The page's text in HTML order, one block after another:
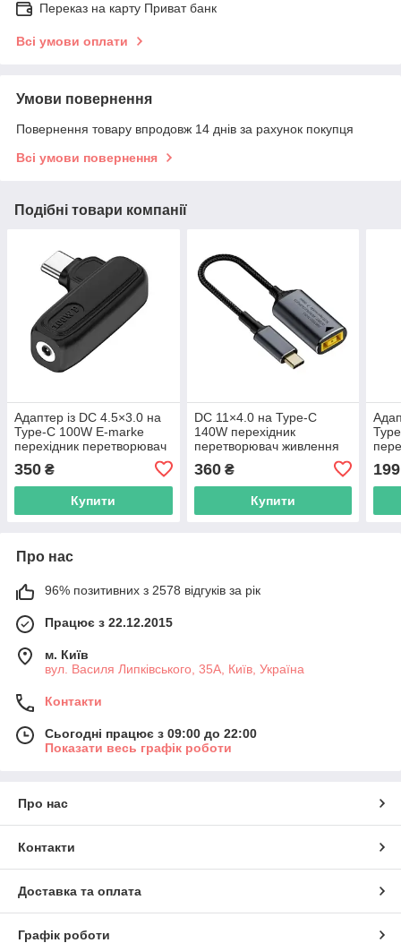
Переказ на карту Приват банк
Всі умови оплати
Умови повернення
Повернення товару впродовж 14 днів за рахунок покупця
Всі умови повернення
Подібні товари компанії
Адаптер із DC 4.5×3.0 на
Type-C 100W E-marke
перехідник перетворювач
живлення для заряджання
ноутбука від повербанка
блока живлен
350 ₴
Купити
DC 11×4.0 на Type-C
140W перехідник
перетворювач живлення
для заряджання ноутбука
від повербанка блока
живлення
360₴
Купити
199
Про нас
96% позитивних з 2578 відгуків за рік
Працює з 22.12.2015
м. Київ
вул. Василя Липківського, 35А, Київ, Україна
Контакти
Сьогодні працює з 09:00 до 22:00
Показати весь графік роботи
Про нас
Контакти
Доставка та оплата
Графік роботи